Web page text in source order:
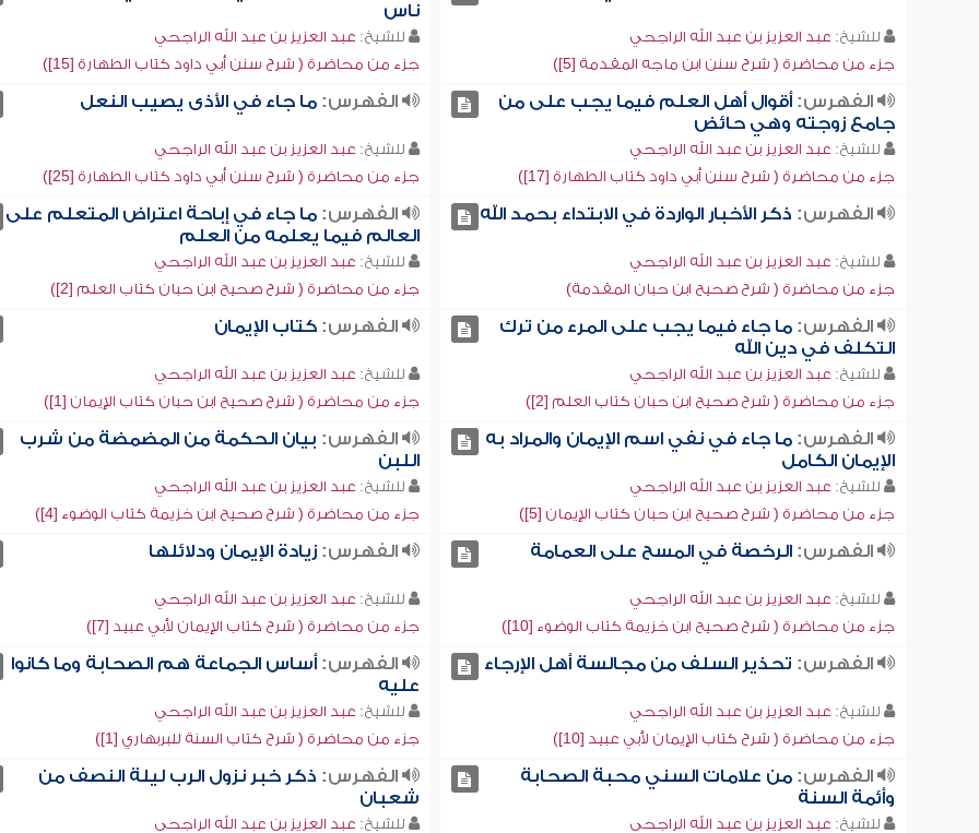
للشيخ: عبد العزيز بن عبد الله الراجحي
جزء من محاضرة ( شرح سنن ابن ماجه المقدمة [5])
ناس
للشيخ: عبد العزيز بن عبد الله الراجحي
جزء من محاضرة ( شرح سنن أبي داود كتاب الطهارة [15])
الفهرس:أقوال أهل العلم فيما يجب على من
جامع زوجته وهي حائض
للشيخ: عبد العزيز بن عبد الله الراجحي
جزء من محاضرة ( شرح سنن أبي داود كتاب الطهارة [17])
الفهرس: ما جاء في الأذى يصيب النعل
للشيخ: عبد العزيز بن عبد الله الراجحي
جزء من محاضرة ( شرح سنن أبي داود كتاب الطهارة [25])
الفهرس: ذكر الأخبار الواردة في الابتداء بحمد الله
للشيخ: عبد العزيز بن عبد الله الراجحي
جزء من محاضرة ( شرح صحيح ابن حبان المقدمة)
الفهرس: ما جاء في إباحة اعتراض المتعلم على
العالم فيما يعلمه من العلم
للشيخ: عبد العزيز بن عبد الله الراجحي
جزء من محاضرة ( شرح صحيح ابن حبان كتاب العلم [2])
الفهرس:ما جاء فيما يجب على المرء من ترك
التكلف في دين الله
للشيخ: عبد العزيز بن عبد الله الراجحي
جزء من محاضرة ( شرح صحيح ابن حبان كتاب العلم [2])
الفهرس: كتاب الإيمان
للشيخ: عبد العزيز بن عبد الله الراجحي
جزء من محاضرة ( شرح صحيح ابن حبان كتاب الإيمان [1])
الفهرس:ما جاء في نفي اسم الإيمان والمراد به
الإيمان الكامل
للشيخ: عبد العزيز بن عبد الله الراجحي
جزء من محاضرة ( شرح صحيح ابن حبان كتاب الإيمان [5])
الفهرس: بيان الحكمة من المضمضة من شرب
اللبن
للشيخ: عبد العزيز بن عبد الله الراجحي
جزء من محاضرة ( شرح صحيح ابن خزيمة كتاب الوضوء [4])
الفهرس:الرخصة في المسح على العمامة
للشيخ: عبد العزيز بن عبد الله الراجحي
جزء من محاضرة ( شرح صحيح ابن خزيمة كتاب الوضوء [10])
الفهرس: زيادة الإيمان ودلائلها
للشيخ: عبد العزيز بن عبد الله الراجحي
جزء من محاضرة ( شرح كتاب الإيمان لأبي عبيد [7])
الفهرس: تحذير السلف من مجالسة أهل الإرجاء
للشيخ: عبد العزيز بن عبد الله الراجحي
جزء من محاضرة ( شرح كتاب الإيمان لأبي عبيد [10])
الفهرس: أساس الجماعة هم الصحابة وما كانوا
عليه
للشيخ: عبد العزيز بن عبد الله الراجحي
جزء من محاضرة ( شرح كتاب السنة للبربهاري [1])
الفهرس:من علامات السني محبة الصحابة
وأئمة السنة
للشيخ: عبد العزيز بن عبد الله الراجحي
الفهرس: ذكر خبر نزول الرب ليلة النصف من
شعبان
للشيخ: عبد العزيز بن عبد الله الراجحي